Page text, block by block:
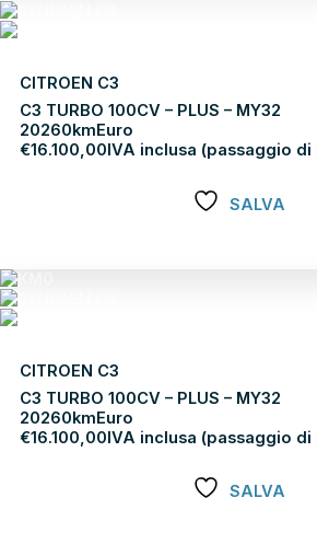
CITROEN C3
C3 TURBO 100CV – PLUS – MY32
20260kmEuro
€16.100,00 IVA inclusa (passaggio
SALVA
CITROEN C3
C3 TURBO 100CV – PLUS – MY32
20260kmEuro
€16.100,00IVA inclusa (passaggio
SALVA